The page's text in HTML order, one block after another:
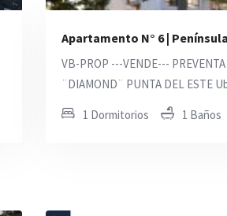
Apartamento N° 6 | Península
VB-PROP ---VENDE---
¨DIAMOND¨ PUNTA DEL ESTE
1 Dormitorios 1 Baños